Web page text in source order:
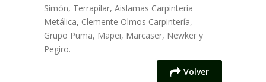
Simón, Terrapilar, Aislamas Carpintería
Metálica, Clemente Olmos Carpintería,
Grupo Puma, Mapei, Marcaser, Newker y
Pegiro.
Volver